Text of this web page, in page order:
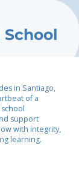
in Santiago,
of a
support
with integrity,
learning.